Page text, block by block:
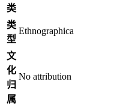
类
类
型
Ethnographica
文
化
归
属
No attribution